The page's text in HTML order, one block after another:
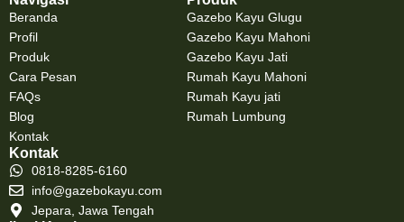
Beranda
Profil
Produk
Cara Pesan
FAQs
Blog
Kontak
Gazebo Kayu Glugu
Gazebo Kayu Mahoni
Gazebo Kayu Jati
Rumah Kayu Mahoni
Rumah Kayu jati
Rumah Lumbung
Kontak
0818-8285-6160
info@gazebokayu.com
Jepara, Jawa Tengah